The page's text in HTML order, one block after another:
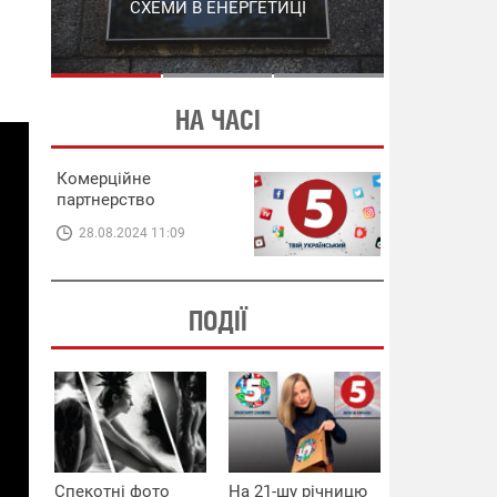
СХЕМИ В ЕНЕРГЕТИЦІ
ЕНЕРГЕТИЦІ
НА ЧАСІ
Комерційне
партнерство
28.08.2024 11:09
ПОДІЇ
Спекотні фото
На 21-шу річницю